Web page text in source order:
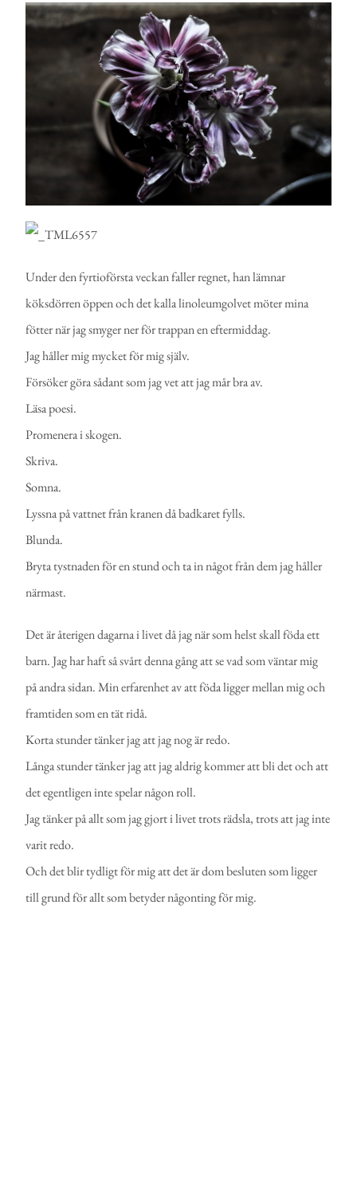
Under den fyrtioförsta veckan faller regnet, han lämnar
köksdörren öppen och det kalla linoleumgolvet möter mina
fötter när jag smyger ner för trappan en eftermiddag.
Jag håller mig mycket för mig själv.
Försöker göra sådant som jag vet att jag mår bra av.
Läsa poesi.
Promenera i skogen.
Skriva.
Somna.
Lyssna på vattnet från kranen då badkaret fylls.
Blunda.
Bryta tystnaden för en stund och ta in något från dem jag håller
närmast.
Det är återigen dagarna i livet då jag när som helst skall föda ett
barn. Jag har haft så svårt denna gång att se vad som väntar mig
på andra sidan. Min erfarenhet av att föda ligger mellan mig och
framtiden som en tät ridå.
Korta stunder tänker jag att jag nog är redo.
Långa stunder tänker jag att jag aldrig kommer att bli det och att
det egentligen inte spelar någon roll.
Jag tänker på allt som jag gjort i livet trots rädsla, trots att jag inte
varit redo.
Och det blir tydligt för mig att det är dom besluten som ligger
till grund för allt som betyder någonting för mig.